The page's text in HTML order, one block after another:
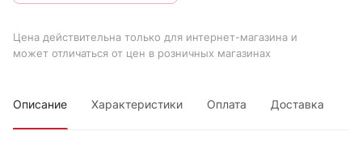
Цена действительна только для интернет-магазина и
может отличаться от цен в розничных магазинах
Описание Характеристики Оплата Доставка